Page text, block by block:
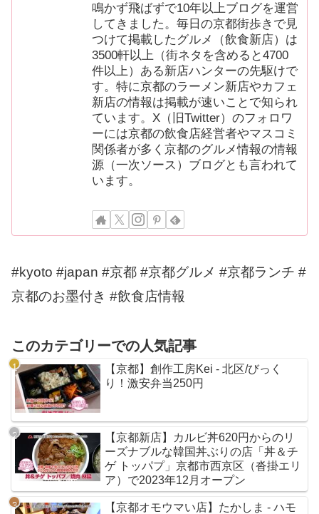
鳴かず飛ばずで10年以上ブログを運営
してきました。毎日の京都街歩きで見
つけて掲載したグルメ（飲食新店）は
3500軒以上（街ネタを含めると4700
件以上）ある新店ハンターの先駆けで
す。特に京都のラーメン新店やカフェ
新店の情報は掲載が速いことで知られ
ています。X（旧Twitter）のフォロワ
ーには京都の飲食店経営者やマスコミ
関係者が多く京都のグルメ情報の情報
源（一次ソース）ブログとも言われて
います。
#kyoto #japan #京都 #京都グルメ #京都ランチ #
京都のお墨付き #飲食店情報
このカテゴリーでの人気記事
【京都】創作工房Kei - 北区/びっく
り！激安弁当250円
【京都新店】カルビ丼620円からのリ
ーズナブルな韓国丼ぶりの店「丼＆チ
ゲ トッパプ」京都市西京区（沓掛エリ
ア）で2023年12月オープン
【京都オモウマい店】たかしま - ハモ